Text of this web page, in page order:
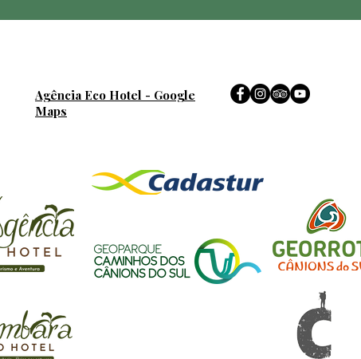
Agência Eco Hotel - Google
Maps